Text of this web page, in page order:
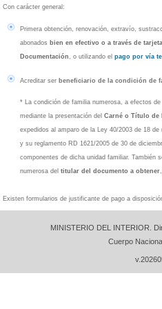
Viajar al Extranjero
Cómo utilizarlas
Código fuente
Certificados Electrónicos
Qué son los certificados
Renovación de Certificados
Autoridades de validación
Términos y Condiciones
Declaración de divulgación de
Marco legal del DNIe
Glosario
Atención al Ciudadano
Preguntas más frecuentes
Obtención y renovación
Certificados en el DNI
Uso del DNI electrónico
Aspectos Legales
Requisitos Técnicos
Validación de los certificados
Recursos
Vídeo
Documentos
Cómo es el pasaporte
Quién puede obtener un
Requisitos para la Obtención
Área de descargas
Con carácter general:
Primera obtención, renovación, extravío,
abonados bien en efectivo o a través de
Documentación, o utilizando el pago por vía
Acreditar ser beneficiario de la condición de
* La condición de familia numerosa, a efectos
mediante la presentación del Carné o Título de
expedidos al amparo de la Ley 40/2003 de 18
y su reglamento RD 1621/2005 de 30 de
componentes de dicha unidad familiar. También
numerosa del titular del documento a obtener
Existen formularios de justificante de pago a
MINISTERIO DEL INTERIOR.
Cuerpo